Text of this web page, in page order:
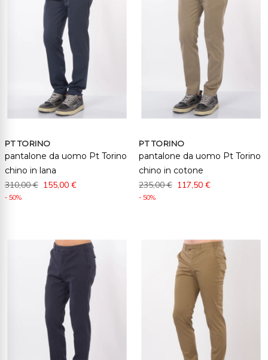
PT TORINO
pantalone da uomo Pt Torino
chino in lana
310,00 € 155,00 €
- 50%
PT TORINO
pantalone da uomo Pt Torino
chino in cotone
235,00 € 117,50 €
- 50%